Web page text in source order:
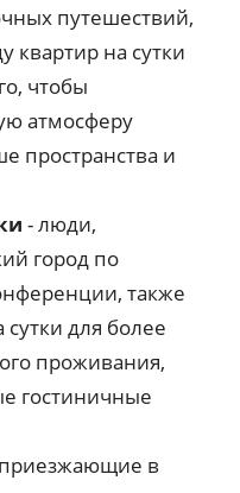
путешествий,
квартир на сутки
чтобы
атмосферу
пространства и
- люди,
город по
также
сутки для более
проживания,
гостиничные
в